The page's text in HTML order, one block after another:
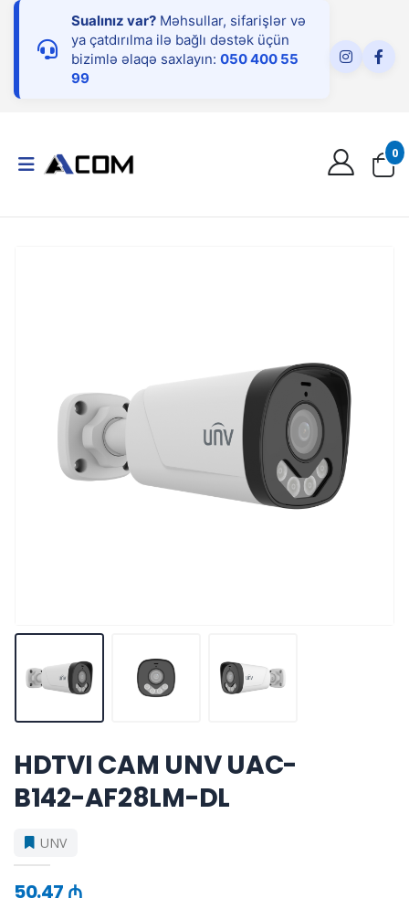
Sualınız var? Məhsullar, sifarişlər və
ya çatdırılma ilə bağlı dəstək üçün
bizimlə əlaqə saxlayın: 050 400 55
99
0
HDTVI CAM UNV UAC-
B142-AF28LM-DL
UNV
50.47 ₼